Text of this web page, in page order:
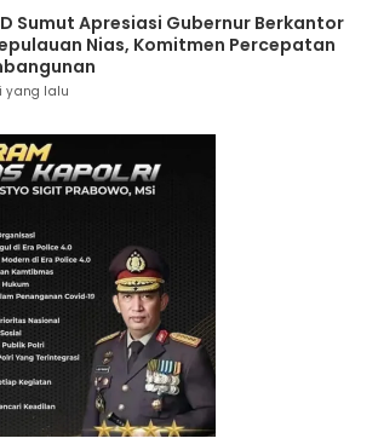
Sumut Apresiasi Gubernur Berkantor
Nias, Komitmen Percepatan
yang lalu